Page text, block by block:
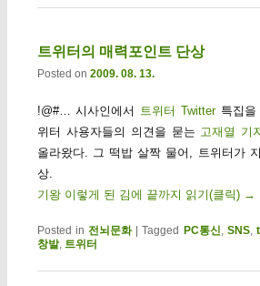
트위터의 매력포인트 단상
Posted on 2009. 08. 13.
!@#… 시사인에서 트위터 Twitter특집을
위터 사용자들의 의견을 묻는 고재열 기
올라왔다. 그 떡밥 살짝 물어, 트위터가
상.
기왕 이렇게 된 김에 끝까지 읽기(클릭) →
Posted in 전뇌문화 |Tagged PC통신, SNS,
창발, 트위터